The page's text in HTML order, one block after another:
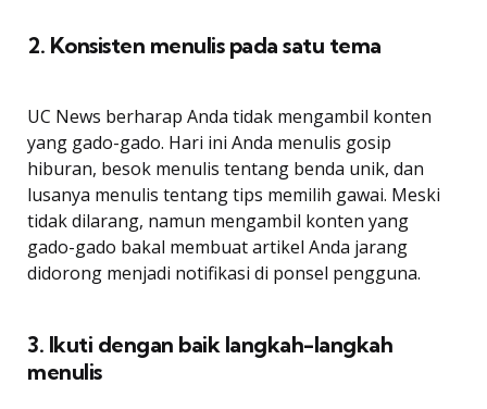
2. Konsisten menulis pada satu tema
UC News berharap Anda tidak mengambil konten
yang gado-gado. Hari ini Anda menulis gosip
hiburan, besok menulis tentang benda unik, dan
lusanya menulis tentang tips memilih gawai. Meski
tidak dilarang, namun mengambil konten yang
gado-gado bakal membuat artikel Anda jarang
didorong menjadi notifikasi di ponsel pengguna.
3. Ikuti dengan baik langkah-langkah
menulis